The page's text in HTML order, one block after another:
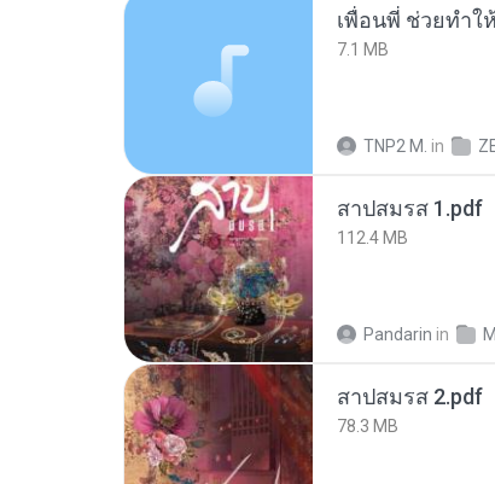
7.1 MB
TNP2 M. in
สาปสมรส 1.pdf
112.4 MB
Pandarin in
สาปสมรส 2.pdf
78.3 MB